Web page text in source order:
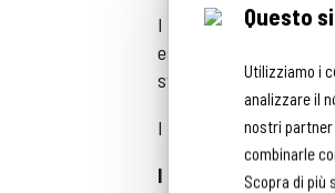
Questo
Utilizziamo i
analizzare il
nostri partner
combinarle
Scopra di più
I Suoi dati personali
esterni, ai quali è
struttura.
I dati personali
I Suoi diritti